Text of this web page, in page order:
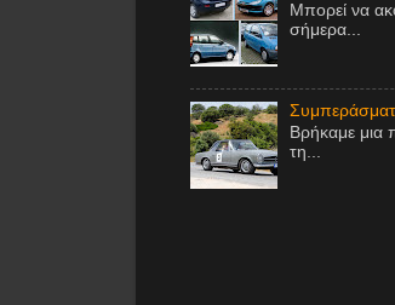
Μπορεί να
σήμερα...
Βρήκαμε μια
τη...